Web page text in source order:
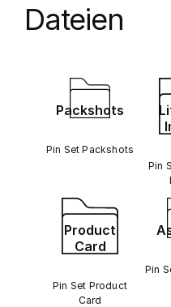
Dateien
Packshots
Pin Set Packshots
Pin
Product
Card
Pin Set Product
Card
Pin